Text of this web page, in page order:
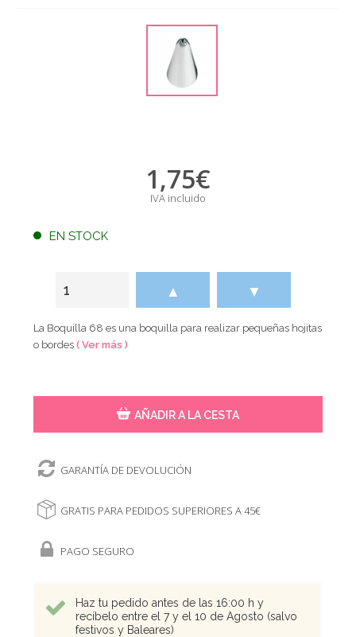
1,75€
IVA incluido
EN STOCK
▲ ▼
La Boquilla 68 es una boquilla para realizar pequeñas hojitas
o bordes( Ver más )
AÑADIR A LA CESTA
GARANTÍA DE DEVOLUCIÓN
GRATIS PARA PEDIDOS SUPERIORES A 45€
PAGO SEGURO
Haz tu pedido antes de las 16:00 h y
recíbelo entre el 7 y el 10 de Agosto (salvo
festivos y Baleares)